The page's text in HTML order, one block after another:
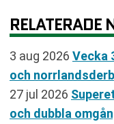
RELATERADE
3 aug 2026 Vecka
och
27 jul 2026
och dubbla